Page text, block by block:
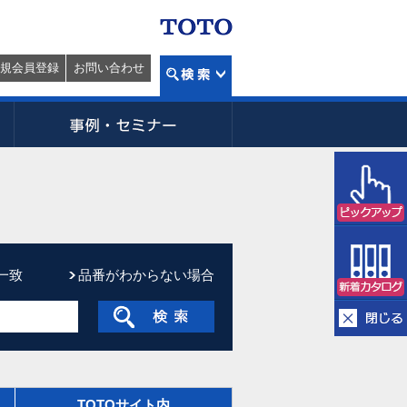
会員登録 お問い合わせ
致 品番がわからない場合